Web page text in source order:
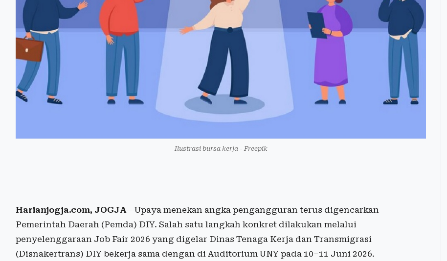
Ilustrasi bursa kerja - Freepik
Harianjogja.com, JOGJA—Upaya menekan angka pengangguran terus digencarkan
Pemerintah Daerah (Pemda) DIY. Salah satu langkah konkret dilakukan melalui
penyelenggaraan Job Fair 2026 yang digelar Dinas Tenaga Kerja dan Transmigrasi
(Disnakertrans) DIY bekerja sama dengan di Auditorium UNY pada 10–11 Juni 2026.